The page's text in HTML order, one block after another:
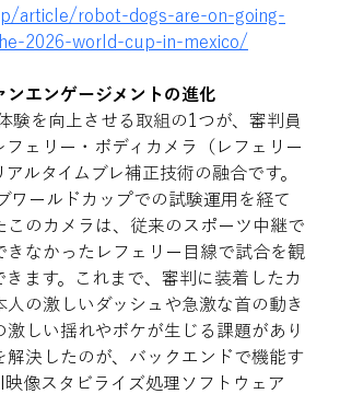
article/robot-dogs-are-on-going-
2026-world-cup-in-mexico/
ンエンゲージメントの進化
フェリー・ボディカメラ（レフェリー
ルタイムブレ補正技術の融合です。
ワールドカップでの試験運用を経て
このカメラは、従来のスポーツ中継で
きなかったレフェリー目線で試合を観
きます。これまで、審判に装着したカ
人の激しいダッシュや急激な首の動き
激しい揺れやボケが生じる課題があり
解決したのが、バックエンドで機能す
映像スタビライズ処理ソフトウェア